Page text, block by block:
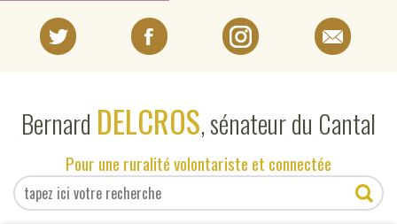
Bernard DELCROS, sénateur du Cantal
Pour une ruralité volontariste et connectée
EN DIRECT DU SÉNAT
EN DIRECT DU CANTAL